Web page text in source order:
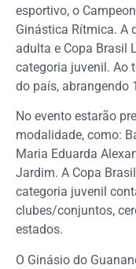
esportivo, o
Ginástica Rítmica. A
adulta e Copa Brasil
categoria juvenil. Ao
do país, abrangendo
No evento estarão
modalidade, como:
Maria Eduarda
Jardim. A Copa
categoria juvenil
clubes/conjuntos,
estados.
O Ginásio do